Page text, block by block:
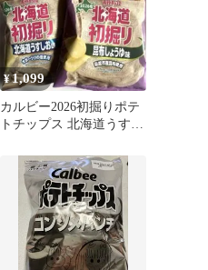
¥1,099
カルビー2026初掘りポテ
トチップス 北海道うすし